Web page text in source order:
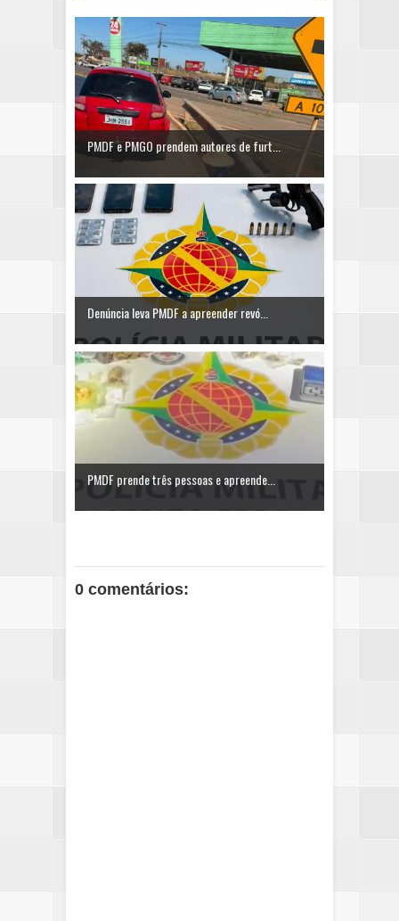
PMDF e PMGO prendem autores de furt...
Denúncia leva PMDF a apreender revó...
PMDF prende três pessoas e apreende...
0 comentários: